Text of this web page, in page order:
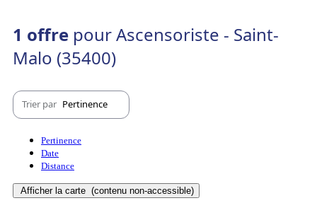
1 offre pour Ascensoriste - Saint-
Malo (35400)
Trier par Pertinence
Pertinence
Date
Distance
Afficher la carte (contenu non-accessible)